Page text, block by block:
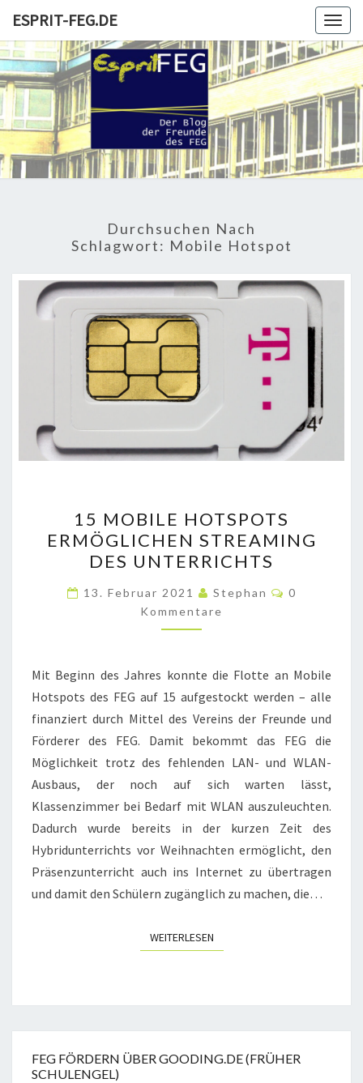
content
ESPRIT-FEG.DE
ESPRIT-
FEG.DE
Der Blog
Der
Freunde
Und
Förderer
Durchsuchen Nach
Schlagwort: Mobile Hotspot
MOBILE
HOTSPOTS
ERMÖGLICHEN
STREAMING
DES
UNTERRICHTS
15 MOBILE HOTSPOTS
ERMÖGLICHEN STREAMING
DES UNTERRICHTS
13. Februar 2021 Stephan
0
Kommentare
Mit Beginn des Jahres konnte die Flotte an Mobile
Hotspots des FEG auf 15 aufgestockt werden – alle
finanziert durch Mittel des Vereins der Freunde und
Förderer des FEG. Damit bekommt das FEG die
Möglichkeit trotz des fehlenden LAN- und WLAN-
Ausbaus, der noch auf sich warten lässt,
Klassenzimmer bei Bedarf mit WLAN auszuleuchten.
Dadurch wurde bereits in der kurzen Zeit des
Hybridunterrichts vor Weihnachten ermöglicht, den
Präsenzunterricht auch ins Internet zu übertragen
und damit den Schülern zugänglich zu machen, die…
WEITERLESENWEITERLESEN
FEG FÖRDERN ÜBER GOODING.DE (FRÜHER
SCHULENGEL)